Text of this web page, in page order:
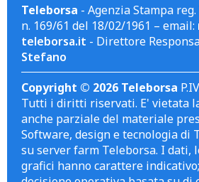
Teleborsa - Agenzia Stampa
n. 169/61 del 18/02/1961 – email:
teleborsa.it - Direttore
Stefano
Copyright © 2026 Teleborsa
Tutti i diritti riservati. E' vietata
anche parziale del materiale
Software, design e tecnologia di
su server farm Teleborsa. I dati,
grafici hanno carattere